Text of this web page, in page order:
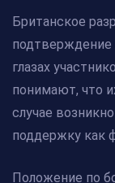
Британское
подтверждение
глазах
понимают, что
случае
поддержку как
Положение по